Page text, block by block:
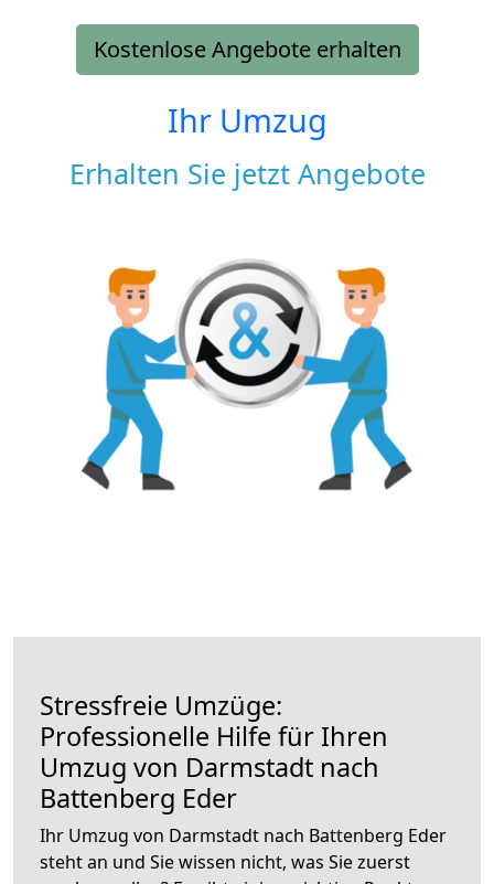
Kostenlose Angebote erhalten
Ihr Umzug
Erhalten Sie jetzt Angebote
Stressfreie Umzüge:
Professionelle Hilfe für Ihren
Umzug von Darmstadt nach
Battenberg Eder
Ihr Umzug von Darmstadt nach Battenberg Eder
steht an und Sie wissen nicht, was Sie zuerst